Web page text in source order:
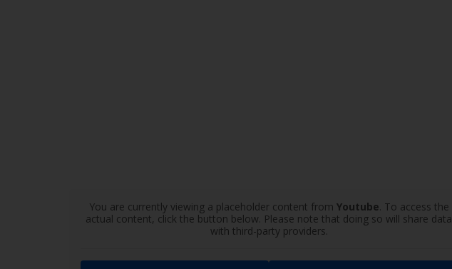
You are currently viewing a placeholder content from Youtube. To access the
actual content, click the button below. Please note that doing so will share data
with third-party providers.